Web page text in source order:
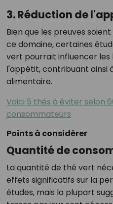
3. Réduction de
Bien que les preuves
ce domaine, certaines
vert pourrait influencer
l'appétit, contribuant ainsi
alimentaire.
Voici 5 thés à éviter selon
consommateurs
Points à considérer
Quantité de
La quantité de thé vert
effets significatifs sur la
études, mais la plupart